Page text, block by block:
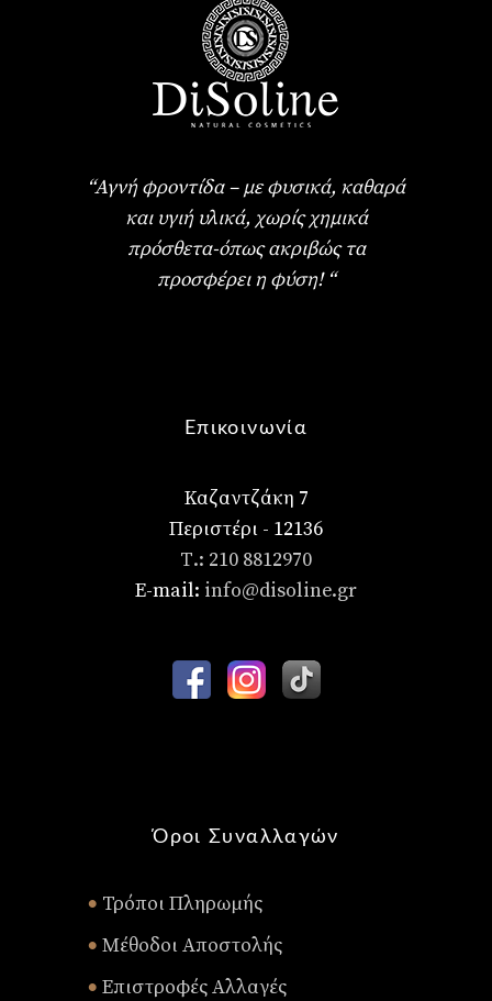
“Αγνή φροντίδα – με φυσικά, καθαρά
και υγιή υλικά, χωρίς χημικά
πρόσθετα-όπως ακριβώς τα
προσφέρει η φύση! “
Επικοινωνία
Καζαντζάκη 7
Περιστέρι - 12136
Τ.: 210 8812970
E-mail: info@disoline.gr
Όροι Συναλλαγών
• Τρόποι Πληρωμής
• Μέθοδοι Αποστολής
• Επιστροφές Αλλαγές